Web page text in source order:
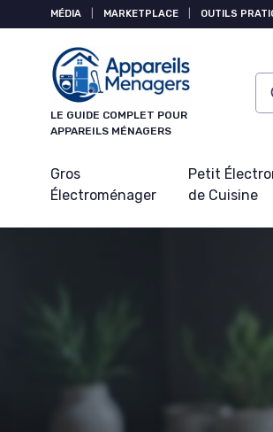
MÉDIA MARKETPLACE OUTILS
LE GUIDE COMPLET POUR
APPAREILS MÉNAGERS
Gros
Électroménager
Petit
de Cuisine
Panneau de gestion des cookies